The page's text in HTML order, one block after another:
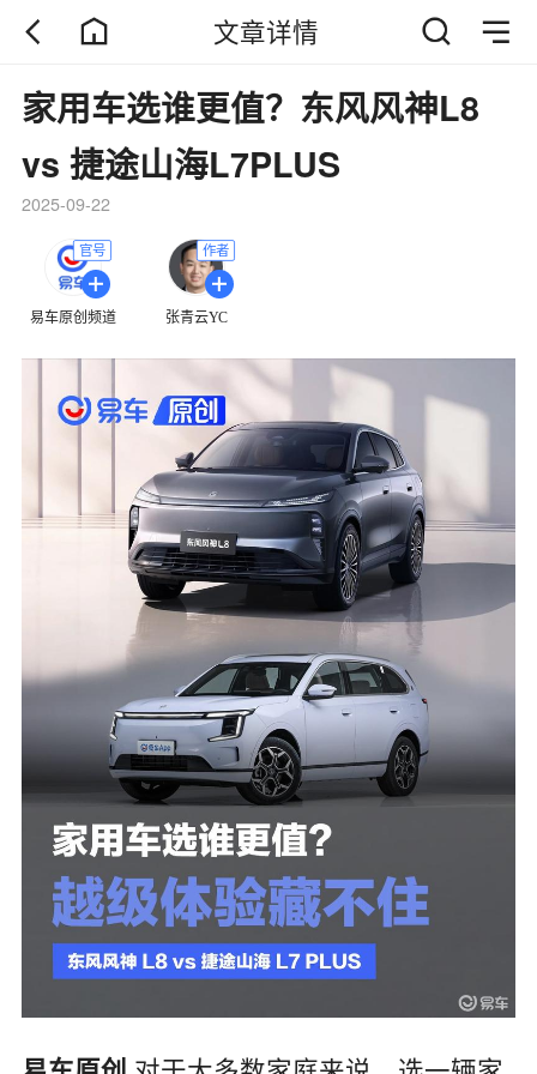
文章详情
家用车选谁更值？东风风神L8
vs 捷途山海L7PLUS
2025-09-22
官号
易车原创频道
作者
张青云YC